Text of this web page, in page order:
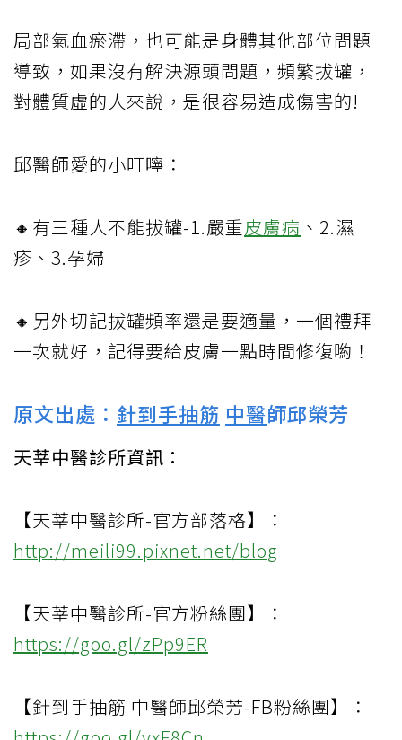
局部氣血瘀滯，也可能是身體其他部位問題
導致，如果沒有解決源頭問題，頻繁拔罐，
對體質虛的人來說，是很容易造成傷害的!
邱醫師愛的小叮嚀：
🔸有三種人不能拔罐-1.嚴重皮膚病 、2.濕
疹、3.孕婦
🔸另外切記拔罐頻率還是要適量，一個禮拜
一次就好，記得要給皮膚一點時間修復喲！
原文出處： 針到手抽筋 中醫師邱榮芳
天莘中醫診所資訊：
【天莘中醫診所-官方部落格】：
http://meili99.pixnet.net/blog
【天莘中醫診所-官方粉絲團】：
https://goo.gl/zPp9ER
【針到手抽筋 中醫師邱榮芳-FB粉絲團】：